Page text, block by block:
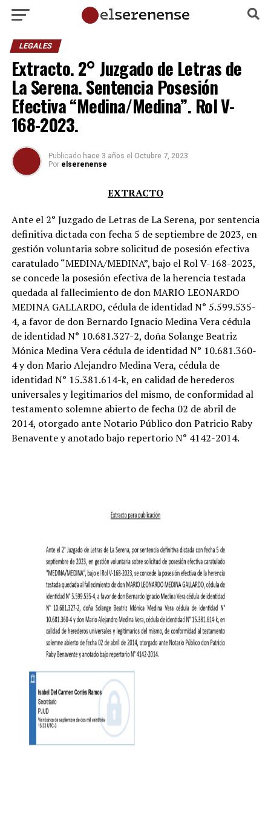
LEGALES
Extracto. 2° Juzgado de Letras de
La Serena. Sentencia Posesión
Efectiva “Medina/Medina”. Rol V-
168-2023.
Publicado hace 3 años el Octubre 7, 2023
Por elserenense
EXTRACTO
Ante el 2° Juzgado de Letras de La Serena, por sentencia
definitiva dictada con fecha 5 de septiembre de 2023, en
gestión voluntaria sobre solicitud de posesión efectiva
caratulado “MEDINA/MEDINA”, bajo el Rol V-168-2023,
se concede la posesión efectiva de la herencia testada
quedada al fallecimiento de don MARIO LEONARDO
MEDINA GALLARDO, cédula de identidad N° 5.599.535-
4, a favor de don Bernardo Ignacio Medina Vera cédula
de identidad N° 10.681.327-2, doña Solange Beatriz
Mónica Medina Vera cédula de identidad N° 10.681.360-
4 y don Mario Alejandro Medina Vera, cédula de
identidad N° 15.381.614-k, en calidad de herederos
universales y legitimarios del mismo, de conformidad al
testamento solemne abierto de fecha 02 de abril de
2014, otorgado ante Notario Público don Patricio Raby
Benavente y anotado bajo repertorio N° 4142-2014.